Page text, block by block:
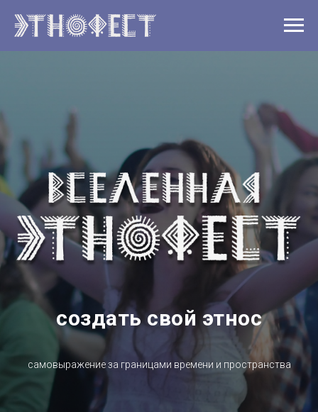
создать свой этнос
самовыражение за границами времени и пространства